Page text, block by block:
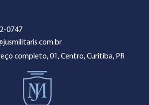
0747
completo, 01, Centro, Curitiba, PR